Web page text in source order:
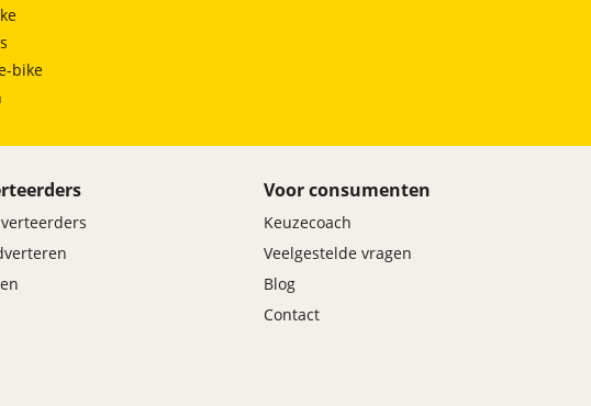
bike
Voor consumenten
Keuzecoach
Veelgestelde vragen
Blog
Contact